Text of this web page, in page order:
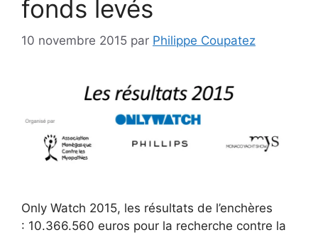
fonds levés
10 novembre 2015 par Philippe Coupatez
Only Watch 2015, les résultats de l’enchères
: 10.366.560 euros pour la recherche contre la